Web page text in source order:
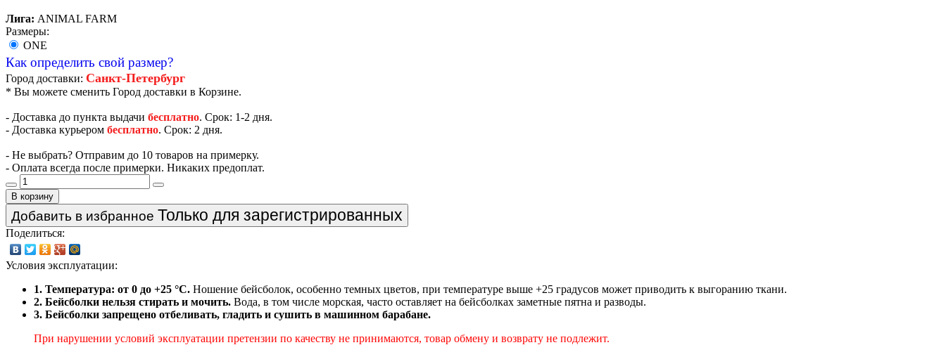
Лига: ANIMAL FARM
Размеры:
ONE
Как определить свой размер?
Город доставки: Санкт-Петербург
* Вы можете сменить Город доставки в Корзине.
- Доставка до пункта выдачи бесплатно. Срок: 1-2 дня.
- Доставка курьером бесплатно. Срок: 2 дня.
- Не выбрать? Отправим до 10 товаров на примерку.
- Оплата всегда после примерки. Никаких предоплат.
В корзину
Добавить в избранное Только для зарегистрированных
Поделиться:
Условия эксплуатации:
1. Температура: от 0 до +25 °C. Ношение бейсболок, особенно темных цветов, при температуре выше +25 градусов может приводить к выгоранию ткани.
2. Бейсболки нельзя стирать и мочить. Вода, в том числе морская, часто оставляет на бейсболках заметные пятна и разводы.
3. Бейсболки запрещено отбеливать, гладить и сушить в машинном барабане.
При нарушении условий эксплуатации претензии по качеству не принимаются, товар обмену и возврату не подлежит.